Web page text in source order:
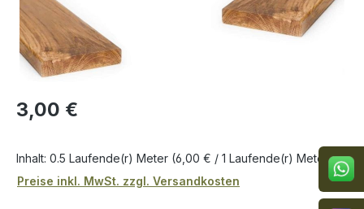
Regulärer Preis:
3,00 €
Inhalt: 0.5 Laufende(r) Meter (6,00 € / 1 Laufende(r) Meter)
Preise inkl. MwSt. zzgl. Versandkosten